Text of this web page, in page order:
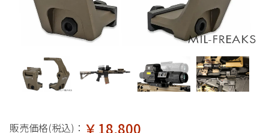
販売価格(税込)： ￥18,800